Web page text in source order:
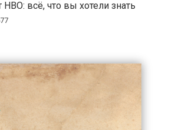
HBO: всё, что вы хотели знать